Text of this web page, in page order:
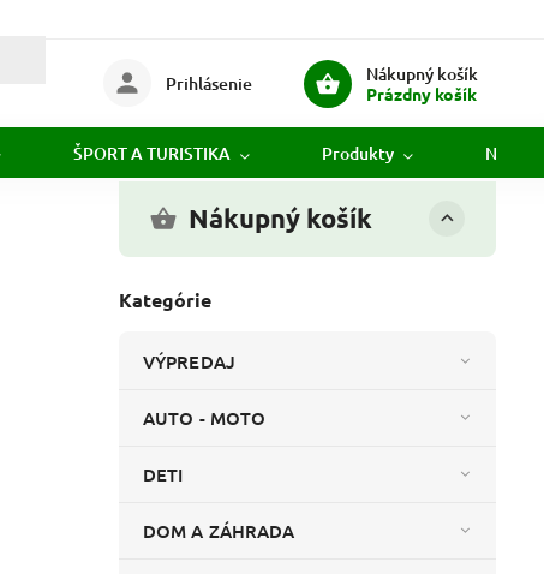
Nákupný košík
Prázdny košík
Prihlásenie
ŠPORT A TURISTIKA Produkty
Nákupný košík
Kategórie
VÝPREDAJ
AUTO - MOTO
DETI
DOM A ZÁHRADA